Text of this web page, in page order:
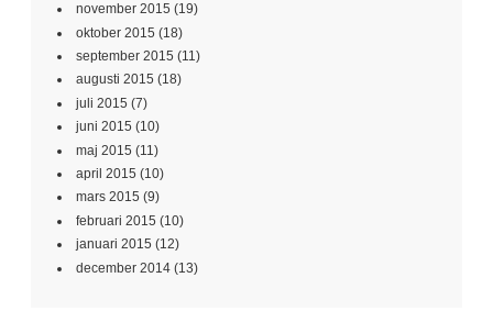
november 2015 (19)
oktober 2015 (18)
september 2015 (11)
augusti 2015 (18)
juli 2015 (7)
juni 2015 (10)
maj 2015 (11)
april 2015 (10)
mars 2015 (9)
februari 2015 (10)
januari 2015 (12)
december 2014 (13)